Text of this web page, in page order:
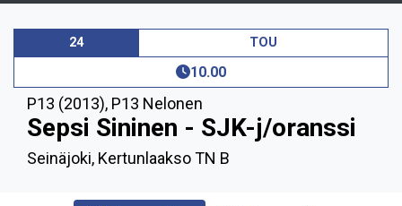
24 TOU
10.00
P13 (2013), P13 Nelonen
Sepsi Sininen - SJK-j/oranssi
Seinäjoki, Kertunlaakso TN B